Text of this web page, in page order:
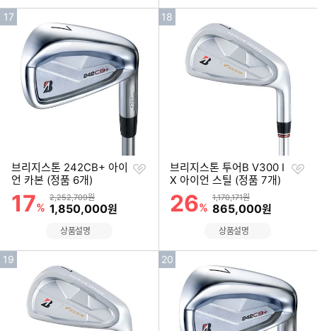
인
17
브리지스톤 242CB+ 아이
언 카본 (정품 6개)
할인률
17%
상품금액
2,252,709원
할인금액
1,850,000원
찜
상품설명
인
18
브리지스톤 투어B V300 I
X 아이언 스틸 (정품 7개)
할인률
26%
상품금액
1,170,171원
할인금액
865,000원
찜
상품설명
인
19
인
20